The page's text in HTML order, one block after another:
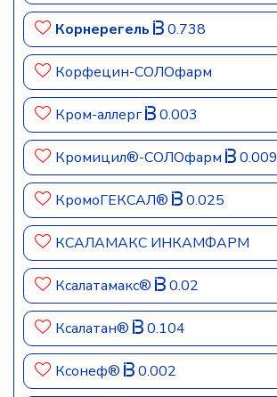
Корнерегель 0.738
Корфецин-СОЛОфарм
Кром-аллерг 0.003
Кромицил®-СОЛОфарм 0.009
КромоГЕКСАЛ® 0.025
КСАЛАМАКС ИНКАМФАРМ
Ксалатамакс® 0.02
Ксалатан® 0.104
Ксонеф® 0.002